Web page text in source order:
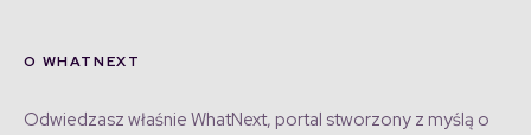
O WHATNEXT
Odwiedzasz właśnie WhatNext, portal stworzony z myślą o